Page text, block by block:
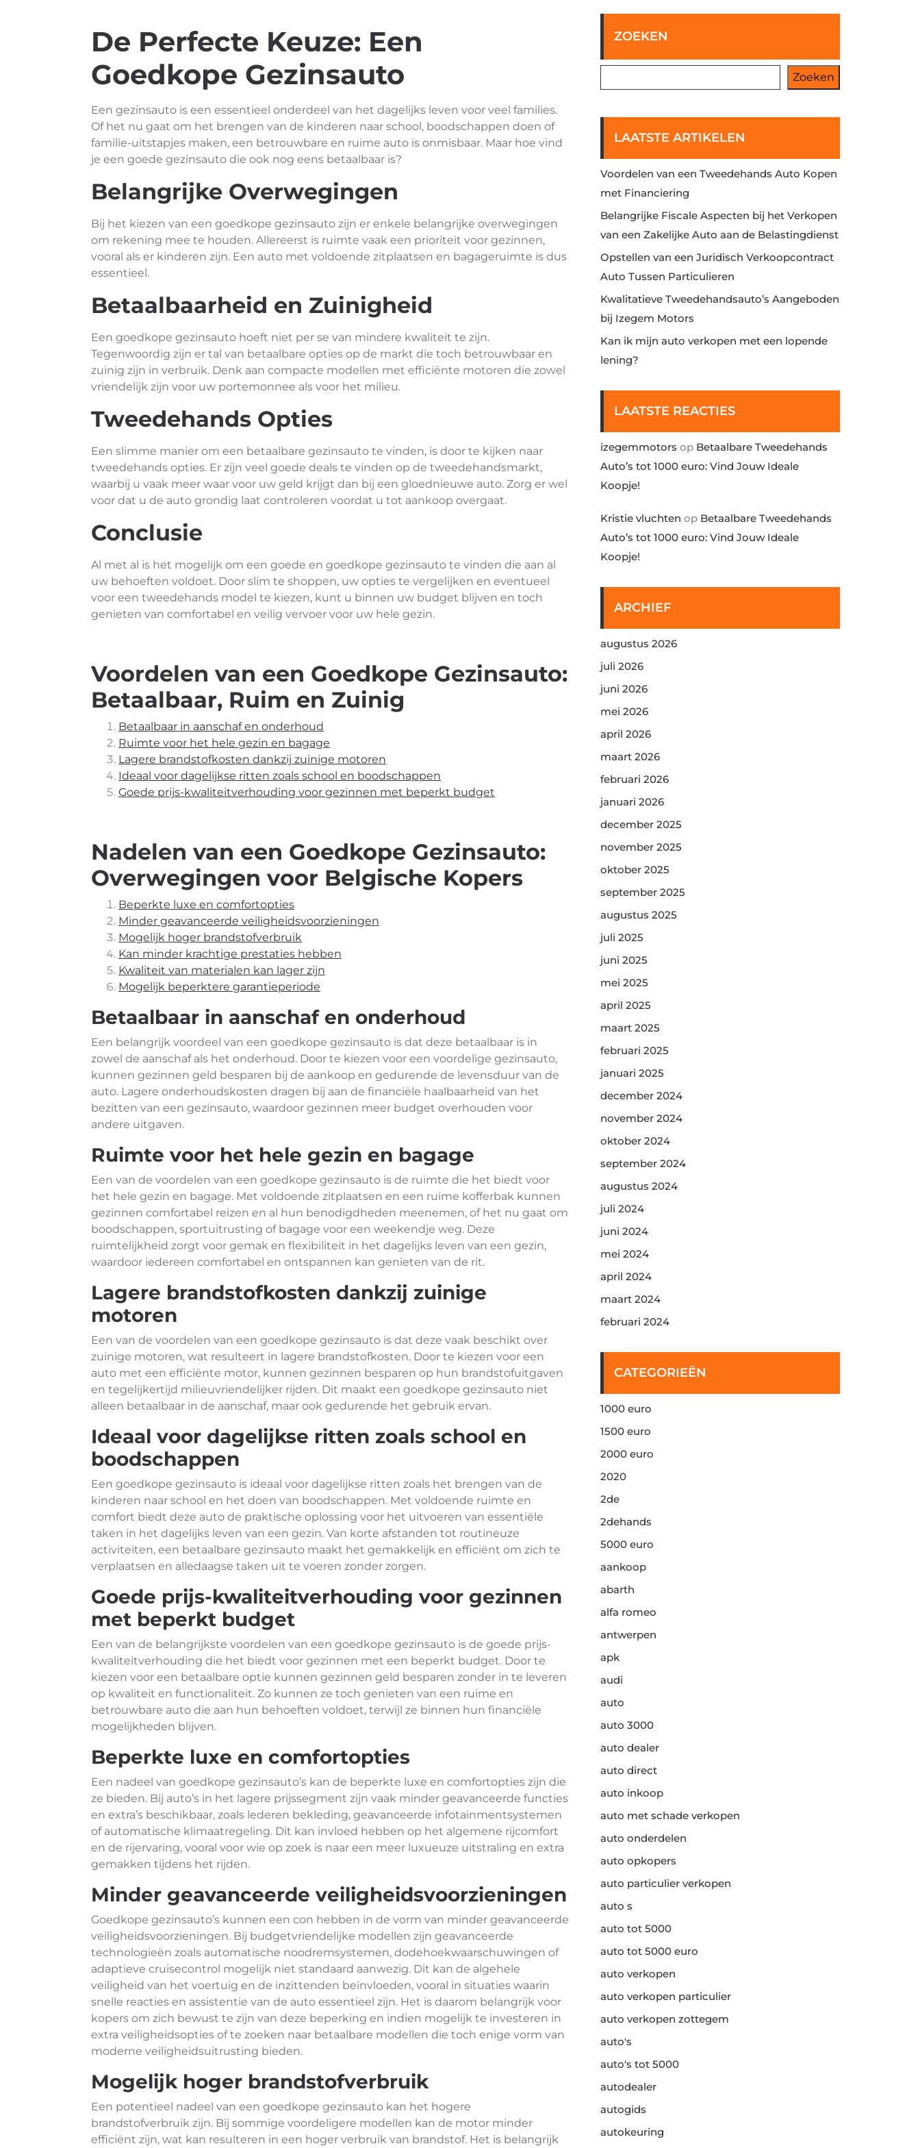
De Perfecte Keuze: Een
Goedkope Gezinsauto
Een gezinsauto is een essentieel onderdeel van het dagelijks leven voor veel families.
Of het nu gaat om het brengen van de kinderen naar school, boodschappen doen of
familie-uitstapjes maken, een betrouwbare en ruime auto is onmisbaar. Maar hoe vind
je een goede gezinsauto die ook nog eens betaalbaar is?
Belangrijke Overwegingen
Bij het kiezen van een goedkope gezinsauto zijn er enkele belangrijke overwegingen
om rekening mee te houden. Allereerst is ruimte vaak een prioriteit voor gezinnen,
vooral als er kinderen zijn. Een auto met voldoende zitplaatsen en bagageruimte is dus
essentieel.
Betaalbaarheid en Zuinigheid
Een goedkope gezinsauto hoeft niet per se van mindere kwaliteit te zijn.
Tegenwoordig zijn er tal van betaalbare opties op de markt die toch betrouwbaar en
zuinig zijn in verbruik. Denk aan compacte modellen met efficiënte motoren die zowel
vriendelijk zijn voor uw portemonnee als voor het milieu.
Tweedehands Opties
Een slimme manier om een betaalbare gezinsauto te vinden, is door te kijken naar
tweedehands opties. Er zijn veel goede deals te vinden op de tweedehandsmarkt,
waarbij u vaak meer waar voor uw geld krijgt dan bij een gloednieuwe auto. Zorg er wel
voor dat u de auto grondig laat controleren voordat u tot aankoop overgaat.
Conclusie
Al met al is het mogelijk om een goede en goedkope gezinsauto te vinden die aan al
uw behoeften voldoet. Door slim te shoppen, uw opties te vergelijken en eventueel
voor een tweedehands model te kiezen, kunt u binnen uw budget blijven en toch
genieten van comfortabel en veilig vervoer voor uw hele gezin.
Voordelen van een Goedkope Gezinsauto:
Betaalbaar, Ruim en Zuinig
Betaalbaar in aanschaf en onderhoud
Ruimte voor het hele gezin en bagage
Lagere brandstofkosten dankzij zuinige motoren
Ideaal voor dagelijkse ritten zoals school en boodschappen
Goede prijs-kwaliteitverhouding voor gezinnen met beperkt budget
Nadelen van een Goedkope Gezinsauto:
Overwegingen voor Belgische Kopers
Beperkte luxe en comfortopties
Minder geavanceerde veiligheidsvoorzieningen
Mogelijk hoger brandstofverbruik
Kan minder krachtige prestaties hebben
Kwaliteit van materialen kan lager zijn
Mogelijk beperktere garantieperiode
Betaalbaar in aanschaf en onderhoud
Een belangrijk voordeel van een goedkope gezinsauto is dat deze betaalbaar is in
zowel de aanschaf als het onderhoud. Door te kiezen voor een voordelige gezinsauto,
kunnen gezinnen geld besparen bij de aankoop en gedurende de levensduur van de
auto. Lagere onderhoudskosten dragen bij aan de financiële haalbaarheid van het
bezitten van een gezinsauto, waardoor gezinnen meer budget overhouden voor
andere uitgaven.
Ruimte voor het hele gezin en bagage
Een van de voordelen van een goedkope gezinsauto is de ruimte die het biedt voor
het hele gezin en bagage. Met voldoende zitplaatsen en een ruime kofferbak kunnen
gezinnen comfortabel reizen en al hun benodigdheden meenemen, of het nu gaat om
boodschappen, sportuitrusting of bagage voor een weekendje weg. Deze
ruimtelijkheid zorgt voor gemak en flexibiliteit in het dagelijks leven van een gezin,
waardoor iedereen comfortabel en ontspannen kan genieten van de rit.
Lagere brandstofkosten dankzij zuinige
motoren
Een van de voordelen van een goedkope gezinsauto is dat deze vaak beschikt over
zuinige motoren, wat resulteert in lagere brandstofkosten. Door te kiezen voor een
auto met een efficiënte motor, kunnen gezinnen besparen op hun brandstofuitgaven
en tegelijkertijd milieuvriendelijker rijden. Dit maakt een goedkope gezinsauto niet
alleen betaalbaar in de aanschaf, maar ook gedurende het gebruik ervan.
Ideaal voor dagelijkse ritten zoals school en
boodschappen
Een goedkope gezinsauto is ideaal voor dagelijkse ritten zoals het brengen van de
kinderen naar school en het doen van boodschappen. Met voldoende ruimte en
comfort biedt deze auto de praktische oplossing voor het uitvoeren van essentiële
taken in het dagelijks leven van een gezin. Van korte afstanden tot routineuze
activiteiten, een betaalbare gezinsauto maakt het gemakkelijk en efficiënt om zich te
verplaatsen en alledaagse taken uit te voeren zonder zorgen.
Goede prijs-kwaliteitverhouding voor gezinnen
met beperkt budget
Een van de belangrijkste voordelen van een goedkope gezinsauto is de goede prijs-
kwaliteitverhouding die het biedt voor gezinnen met een beperkt budget. Door te
kiezen voor een betaalbare optie kunnen gezinnen geld besparen zonder in te leveren
op kwaliteit en functionaliteit. Zo kunnen ze toch genieten van een ruime en
betrouwbare auto die aan hun behoeften voldoet, terwijl ze binnen hun financiële
mogelijkheden blijven.
Beperkte luxe en comfortopties
Een nadeel van goedkope gezinsauto’s kan de beperkte luxe en comfortopties zijn die
ze bieden. Bij auto’s in het lagere prijssegment zijn vaak minder geavanceerde functies
en extra’s beschikbaar, zoals lederen bekleding, geavanceerde infotainmentsystemen
of automatische klimaatregeling. Dit kan invloed hebben op het algemene rijcomfort
en de rijervaring, vooral voor wie op zoek is naar een meer luxueuze uitstraling en extra
gemakken tijdens het rijden.
Minder geavanceerde veiligheidsvoorzieningen
Goedkope gezinsauto’s kunnen een con hebben in de vorm van minder geavanceerde
veiligheidsvoorzieningen. Bij budgetvriendelijke modellen zijn geavanceerde
technologieën zoals automatische noodremsystemen, dodehoekwaarschuwingen of
adaptieve cruisecontrol mogelijk niet standaard aanwezig. Dit kan de algehele
veiligheid van het voertuig en de inzittenden beïnvloeden, vooral in situaties waarin
snelle reacties en assistentie van de auto essentieel zijn. Het is daarom belangrijk voor
kopers om zich bewust te zijn van deze beperking en indien mogelijk te investeren in
extra veiligheidsopties of te zoeken naar betaalbare modellen die toch enige vorm van
moderne veiligheidsuitrusting bieden.
Mogelijk hoger brandstofverbruik
Een potentieel nadeel van een goedkope gezinsauto kan het hogere
brandstofverbruik zijn. Bij sommige voordeligere modellen kan de motor minder
efficiënt zijn, wat kan resulteren in een hoger verbruik van brandstof. Het is belangrijk
ZOEKEN
Zoeken
LAATSTE ARTIKELEN
Voordelen van een Tweedehands Auto Kopen
met Financiering
Belangrijke Fiscale Aspecten bij het Verkopen
van een Zakelijke Auto aan de Belastingdienst
Opstellen van een Juridisch Verkoopcontract
Auto Tussen Particulieren
Kwalitatieve Tweedehandsauto’s Aangeboden
bij Izegem Motors
Kan ik mijn auto verkopen met een lopende
lening?
LAATSTE REACTIES
izegemmotors op Betaalbare Tweedehands
Auto’s tot 1000 euro: Vind Jouw Ideale
Koopje!
Kristie vluchten op Betaalbare Tweedehands
Auto’s tot 1000 euro: Vind Jouw Ideale
Koopje!
ARCHIEF
augustus 2026
juli 2026
juni 2026
mei 2026
april 2026
maart 2026
februari 2026
januari 2026
december 2025
november 2025
oktober 2025
september 2025
augustus 2025
juli 2025
juni 2025
mei 2025
april 2025
maart 2025
februari 2025
januari 2025
december 2024
november 2024
oktober 2024
september 2024
augustus 2024
juli 2024
juni 2024
mei 2024
april 2024
maart 2024
februari 2024
CATEGORIEËN
1000 euro
1500 euro
2000 euro
2020
2de
2dehands
5000 euro
aankoop
abarth
alfa romeo
antwerpen
apk
audi
auto
auto 3000
auto dealer
auto direct
auto inkoop
auto met schade verkopen
auto onderdelen
auto opkopers
auto particulier verkopen
auto s
auto tot 5000
auto tot 5000 euro
auto verkopen
auto verkopen particulier
auto verkopen zottegem
auto's
auto's tot 5000
autodealer
autogids
autokeuring